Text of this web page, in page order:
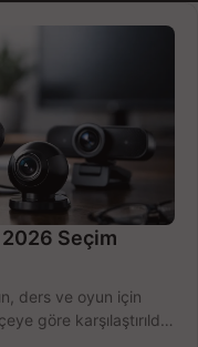
Seçim
ders ve oyun için
göre karşılaştırıldı.